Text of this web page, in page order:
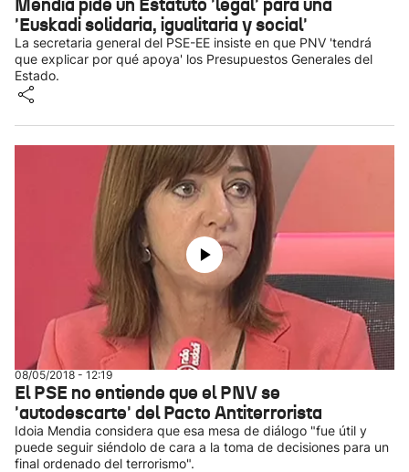
'Euskadi solidaria, igualitaria y social'
La secretaria general del PSE-EE insiste en que PNV 'tendrá
que explicar por qué apoya' los Presupuestos Generales del
Estado.
08/05/2018 - 12:19
El PSE no entiende que el PNV se
'autodescarte' del Pacto Antiterrorista
Idoia Mendia considera que esa mesa de diálogo "fue útil y
puede seguir siéndolo de cara a la toma de decisiones para un
final ordenado del terrorismo".